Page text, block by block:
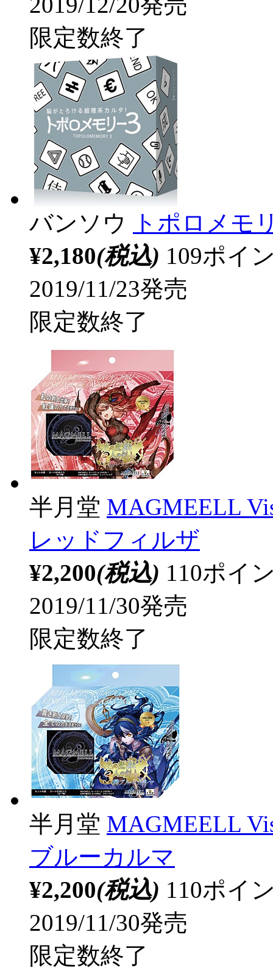
限定数終了
バンソウ
トポロメモ
¥2,180(税込) 109ポイ
2019/11/23発売
限定数終了
半月堂 MAGMEELL
レッドフィルザ
¥2,200(税込) 110ポイ
2019/11/30発売
限定数終了
半月堂 MAGMEELL
ブルーカルマ
¥2,200(税込) 110ポイ
2019/11/30発売
限定数終了